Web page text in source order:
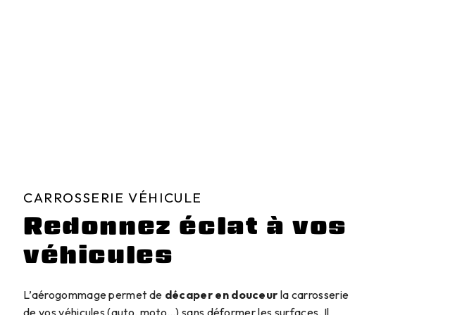
CARROSSERIE VÉHICULE
Redonnez éclat à vos
véhicules
L’aérogommage permet de décaper en douceur la carrosserie
de vos véhicules (auto, moto…) sans déformer les surfaces. Il